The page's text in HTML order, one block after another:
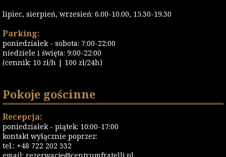
lipiec, sierpień, wrzesień: 6.00-10.00, 15.30-19.30
Parking:
poniedziałek - sobota: 7:00-22:00
niedziele i święta: 9:00-22:00
(cennik: 10 zł/h | 100 zł/24h)
Pokoje gościnne
Recepcja:
poniedziałek - piątek: 10:00-17:00
kontakt wyłącznie poprzez:
tel.: +48 722 202 332